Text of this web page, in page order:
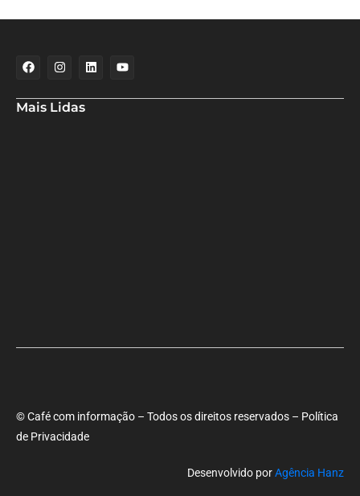
Mais Lidas
© Café com informação – Todos os direitos reservados – Política
de Privacidade
Desenvolvido porAgência Hanz